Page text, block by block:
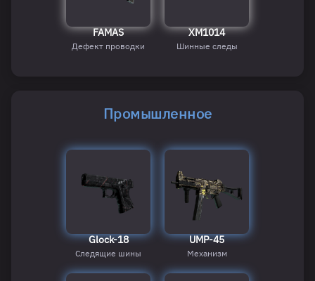
FAMAS
Дефект проводки
XM1014
Шинные следы
Промышленное
Glock-18
Следящие шины
UMP-45
Механизм